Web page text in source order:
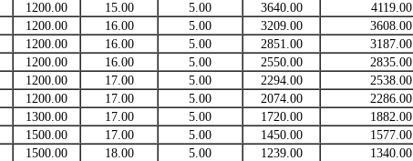
1200.00 15.00 5.00 3640.00
4119.00
1200.00 16.00 5.00 3209.00
3608.00
1200.00 16.00 5.00 2851.00
3187.00
1200.00 16.00 5.00 2550.00
2835.00
1200.00 17.00 5.00 2294.00
2538.00
1200.00 17.00 5.00 2074.00
2286.00
1300.00 17.00 5.00 1720.00
1882.00
1500.00 17.00 5.00 1450.00
1577.00
1500.00 18.00 5.00 1239.00
1340.00